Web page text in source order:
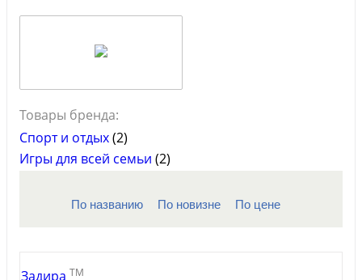
Товары бренда:
Спорт и отдых(2)
Игры для всей семьи (2)
По названию По новизне По цене
Задира TM